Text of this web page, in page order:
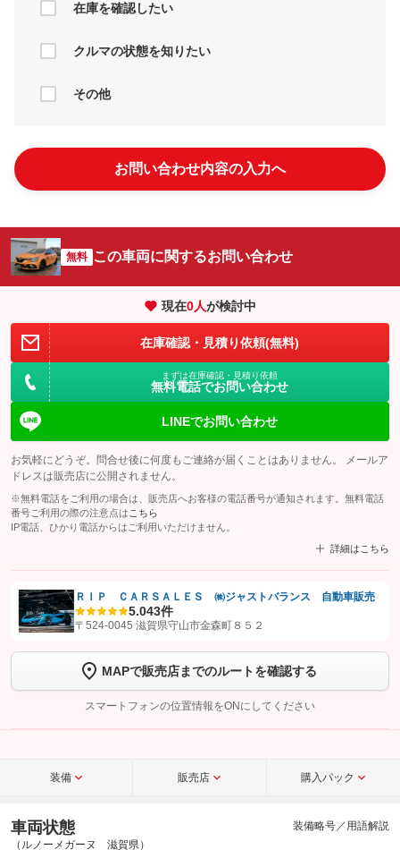
在庫を確認したい
クルマの状態を知りたい
その他
お問い合わせ内容の入力へ
無料 この車両に関するお問い合わせ
現在0人が検討中
在庫確認・見積り依頼(無料)
まずは在庫確認・見積り依頼
無料電話でお問い合わせ
LINEでお問い合わせ
お気軽にどうぞ。問合せ後に何度もご連絡が届くことはありません。 メールア
ドレスは販売店に公開されません。
※無料電話をご利用の場合は、販売店へお客様の電話番号が通知されます。無料電話
番号ご利用の際の注意点は こちら
IP電話、ひかり電話からはご利用いただけません。
詳細はこちら
【STEP1】認証画面でグーネットを友だち追加してから「許可する」ボタンを押
トーク画面で
ボタンをタップして問い合わせを
完了してください。
こちら
ＲＩＰ ＣＡＲＳＡＬＥＳ ㈱ジャストバランス 自動車販売
5.043件
〒524-0045 滋賀県守山市金森町８５２
MAPで販売店までのルートを確認する
スマートフォンの位置情報をONにしてください
装備 販売店 購入パック
車両状態
（ルノーメガーヌ 滋賀県）
装備略号／用語解説